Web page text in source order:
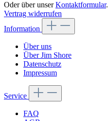
Oder über unserKontaktformular.
Vertrag widerrufen
Information
Über uns
Über Jim Shore
Datenschutz
Impressum
Service
FAQ